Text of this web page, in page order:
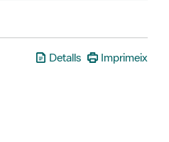
Detalls Imprimeix